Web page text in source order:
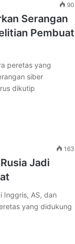
90
Serangan
Pembuat
peretas yang
siber
dikutip
163
Jadi
Inggris, AS, dan
yang didukung